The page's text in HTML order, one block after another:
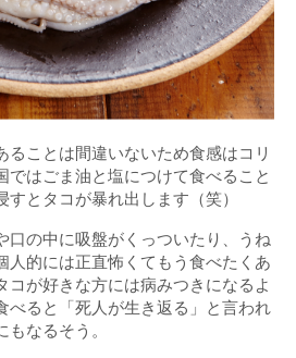
ることは間違いないため食感はコリ
ではごま油と塩につけて食べること
とタコが暴れ出します（笑）
口の中に吸盤がくっついたり、うね
人的には正直怖くてもう食べたくあ
コが好きな方には病みつきになるよ
べると「死人が生き返る」と言われ
なるそう。